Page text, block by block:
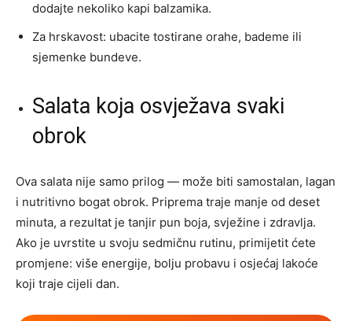
dodajte nekoliko kapi balzamika.
Za hrskavost: ubacite tostirane orahe, bademe ili
sjemenke bundeve.
Salata koja osvježava svaki
obrok
Ova salata nije samo prilog — može biti samostalan, lagan
i nutritivno bogat obrok. Priprema traje manje od deset
minuta, a rezultat je tanjir pun boja, svježine i zdravlja.
Ako je uvrstite u svoju sedmičnu rutinu, primijetit ćete
promjene: više energije, bolju probavu i osjećaj lakoće
koji traje cijeli dan.